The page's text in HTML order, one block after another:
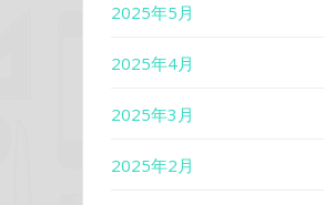
2025年5月
2025年4月
2025年3月
2025年2月